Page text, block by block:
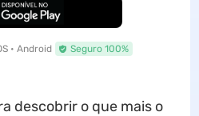
Grátis
• Android Seguro 100%
descobrir o que mais o